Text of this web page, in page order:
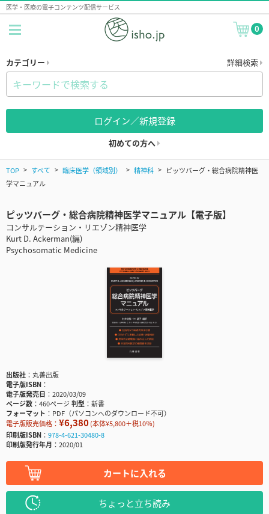
医学・医療の電子コンテンツ配信サービス
0
カテゴリー 詳細検索
ログイン／新規登録
初めての方へ
TOP すべて 臨床医学（領域別） 精神科
ピッツバーグ・総合病院精神医
学マニュアル
ピッツバーグ・総合病院精神医学マニュアル【電子版】
コンサルテーション・リエゾン精神医学
Kurt D. Ackerman(編)
Psychosomatic Medicine
出版社
丸善出版
電子版ISBN
電子版発売日
2020/03/09
ページ数
460ページ判型
新書
フォーマット
PDF（パソコンへのダウンロード不可）
電子版販売価格： ¥6,380(本体¥5,800＋税10％)
印刷版ISBN
978-4-621-30480-8
印刷版発行年月
2020/01
カートに入れる
ちょっと立ち読み